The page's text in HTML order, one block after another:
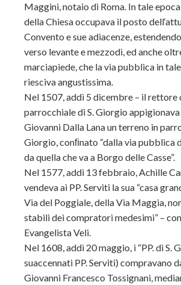
Maggini, notaio di Roma. In tale
della Chiesa occupava il posto
Convento e sue adiacenze,
verso levante e mezzodì, ed anche
marciapiede, che la via pubblica in
riesciva angustissima.
Nel 1507, addì 5 dicembre – il rettore
parrocchiale di S. Giorgio
Giovanni Dalla Lana un terreno in
Giorgio, conﬁnato “dalla via pubblica
da quella che va a Borgo delle Casse”.
Nel 1577, addì 13 febbraio, Achille
vendeva ai PP. Serviti la sua “casa
Via del Poggiale, della Via Maggia,
stabili dei compratori medesimi” –
Evangelista Veli.
Nel 1608, addì 20 maggio, i “PP. di S.
suaccennati PP. Serviti) compravano
Giovanni Francesco Tossignani,